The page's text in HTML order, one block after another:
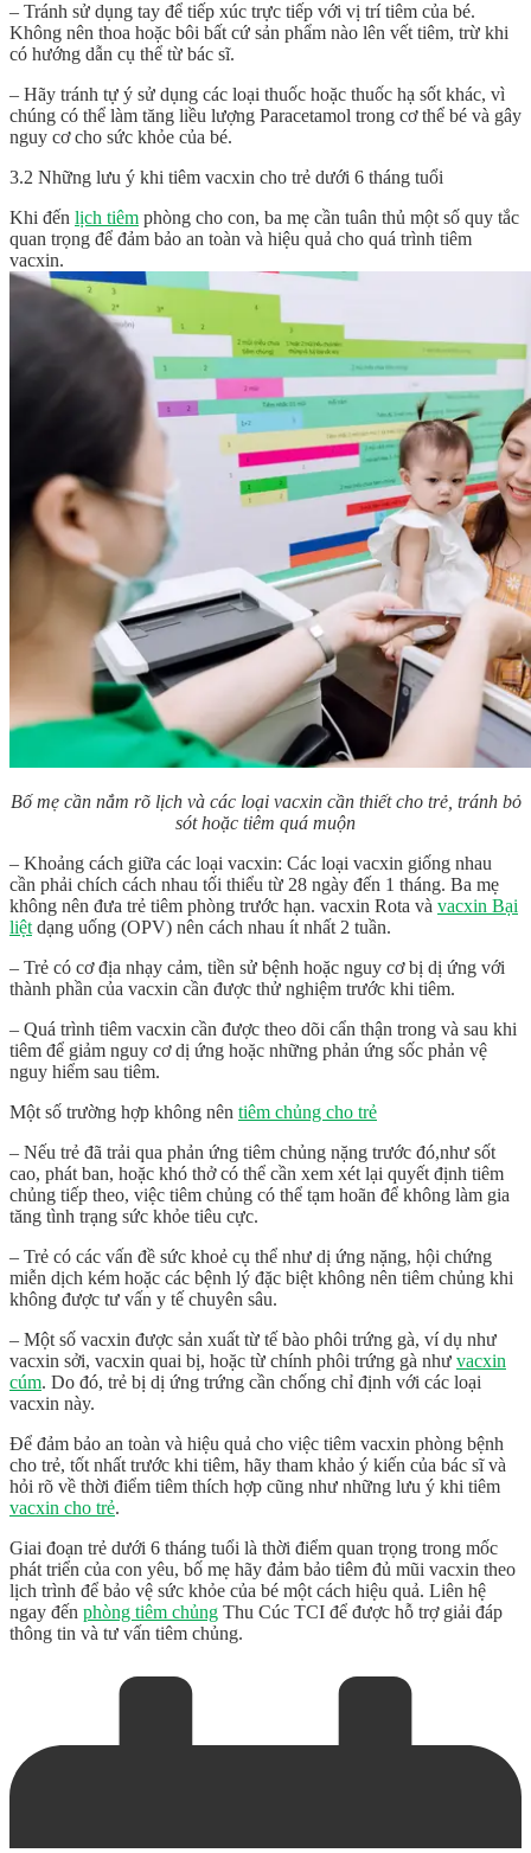
– Tránh sử dụng tay để tiếp xúc trực tiếp với vị trí tiêm của bé.
Không nên thoa hoặc bôi bất cứ sản phẩm nào lên vết tiêm, trừ khi
có hướng dẫn cụ thể từ bác sĩ.
– Hãy tránh tự ý sử dụng các loại thuốc hoặc thuốc hạ sốt khác, vì
chúng có thể làm tăng liều lượng Paracetamol trong cơ thể bé và gây
nguy cơ cho sức khỏe của bé.
3.2 Những lưu ý khi tiêm vacxin cho trẻ dưới 6 tháng tuổi
Khi đến lịch tiêm phòng cho con, ba mẹ cần tuân thủ một số quy tắc
quan trọng để đảm bảo an toàn và hiệu quả cho quá trình tiêm
vacxin.
Bố mẹ cần nắm rõ lịch và các loại vacxin cần thiết cho trẻ, tránh bỏ
sót hoặc tiêm quá muộn
– Khoảng cách giữa các loại vacxin: Các loại vacxin giống nhau
cần phải chích cách nhau tối thiểu từ 28 ngày đến 1 tháng. Ba mẹ
không nên đưa trẻ tiêm phòng trước hạn. vacxin Rota và vacxin Bại
liệt dạng uống (OPV) nên cách nhau ít nhất 2 tuần.
– Trẻ có cơ địa nhạy cảm, tiền sử bệnh hoặc nguy cơ bị dị ứng với
thành phần của vacxin cần được thử nghiệm trước khi tiêm.
– Quá trình tiêm vacxin cần được theo dõi cẩn thận trong và sau khi
tiêm để giảm nguy cơ dị ứng hoặc những phản ứng sốc phản vệ
nguy hiểm sau tiêm.
Một số trường hợp không nên tiêm chủng cho trẻ
– Nếu trẻ đã trải qua phản ứng tiêm chủng nặng trước đó,như sốt
cao, phát ban, hoặc khó thở có thể cần xem xét lại quyết định tiêm
chủng tiếp theo, việc tiêm chủng có thể tạm hoãn để không làm gia
tăng tình trạng sức khỏe tiêu cực.
– Trẻ có các vấn đề sức khoẻ cụ thể như dị ứng nặng, hội chứng
miễn dịch kém hoặc các bệnh lý đặc biệt không nên tiêm chủng khi
không được tư vấn y tế chuyên sâu.
– Một số vacxin được sản xuất từ tế bào phôi trứng gà, ví dụ như
vacxin sởi, vacxin quai bị, hoặc từ chính phôi trứng gà như vacxin
cúm. Do đó, trẻ bị dị ứng trứng cần chống chỉ định với các loại
vacxin này.
Để đảm bảo an toàn và hiệu quả cho việc tiêm vacxin phòng bệnh
cho trẻ, tốt nhất trước khi tiêm, hãy tham khảo ý kiến của bác sĩ và
hỏi rõ về thời điểm tiêm thích hợp cũng như những lưu ý khi tiêm
vacxin cho trẻ.
Giai đoạn trẻ dưới 6 tháng tuổi là thời điểm quan trọng trong mốc
phát triển của con yêu, bố mẹ hãy đảm bảo tiêm đủ mũi vacxin theo
lịch trình để bảo vệ sức khỏe của bé một cách hiệu quả. Liên hệ
ngay đến phòng tiêm chủng Thu Cúc TCI để được hỗ trợ giải đáp
thông tin và tư vấn tiêm chủng.